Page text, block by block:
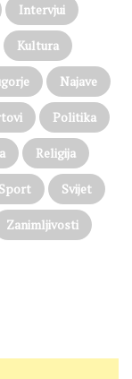
Intervjui
Kultura
Najave
Politika
Religija
Sport Svijet
Zanimljivosti